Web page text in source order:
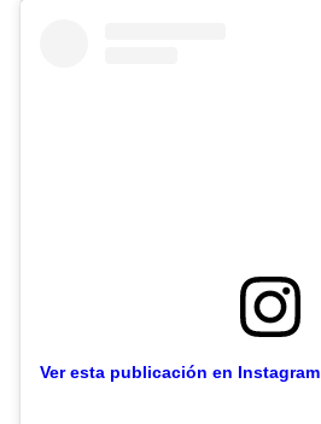
Ver esta publicación en Instagram